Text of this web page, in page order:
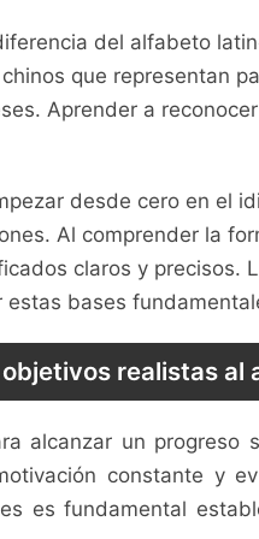
del alfabeto
que‌ representan
Aprender a
desde cero en ‌el
Al comprender la⁣
claros​ y precisos.
bases
realistas al⁢
alcanzar ‌un
constante y
es fundamental⁢